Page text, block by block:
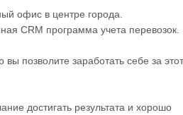
офис в центре города.
CRM программа учета перевозок.
позволите заработать себе за этот
достигать результата и хорошо